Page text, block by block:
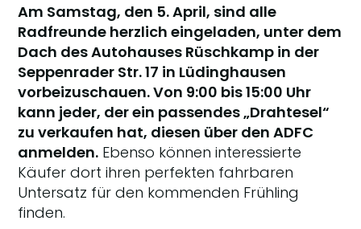
Am Samstag, den 5. April, sind alle
Radfreunde herzlich eingeladen, unter dem
Dach des Autohauses Rüschkamp in der
Seppenrader Str. 17 in Lüdinghausen
vorbeizuschauen. Von 9:00 bis 15:00 Uhr
kann jeder, der ein passendes „Drahtesel“
zu verkaufen hat, diesen über den ADFC
anmelden. Ebenso können interessierte
Käufer dort ihren perfekten fahrbaren
Untersatz für den kommenden Frühling
finden.